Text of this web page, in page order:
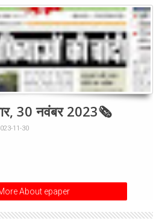
30 नवंबर 2023🗞
11-30
About epaper